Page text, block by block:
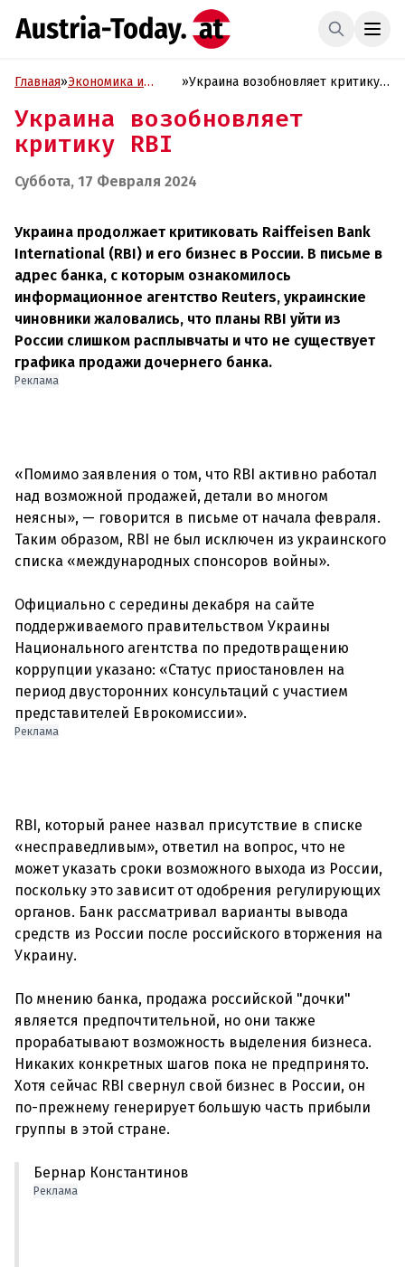
Главная»Экономика и
»Украина возобновляет критику
Украина возобновляет
критику RBI
Суббота, 17 Февраля 2024
Украина продолжает критиковать Raiffeisen Bank
International (RBI) и его бизнес в России. В письме в
адрес банка, с которым ознакомилось
информационное агентство Reuters, украинские
чиновники жаловались, что планы RBI уйти из
России слишком расплывчаты и что не существует
графика продажи дочернего банка.
Реклама
«Помимо заявления о том, что RBI активно работал
над возможной продажей, детали во многом
неясны», — говорится в письме от начала февраля.
Таким образом, RBI не был исключен из украинского
списка «международных спонсоров войны».
Официально с середины декабря на сайте
поддерживаемого правительством Украины
Национального агентства по предотвращению
коррупции указано: «Статус приостановлен на
период двусторонних консультаций с участием
Реклама
RBI, который ранее назвал присутствие в списке
«несправедливым», ответил на вопрос, что не
может указать сроки возможного выхода из России,
поскольку это зависит от одобрения регулирующих
органов. Банк рассматривал варианты вывода
средств из России после российского вторжения на
Украину.
По мнению банка, продажа российской "дочки"
является предпочтительной, но они также
прорабатывают возможность выделения бизнеса.
Никаких конкретных шагов пока не предпринято.
Хотя сейчас RBI свернул свой бизнес в России, он
по-прежнему генерирует большую часть прибыли
Бернар Константинов
Реклама